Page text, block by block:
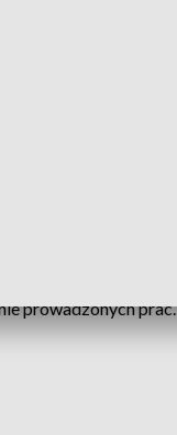
prowadzonych prac.